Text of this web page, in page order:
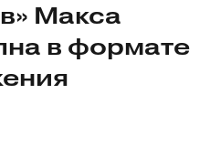
Макса
в формате